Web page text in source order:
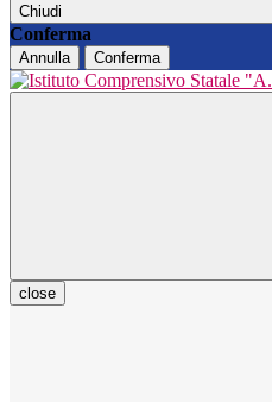
Chiudi
Conferma
Annulla Conferma
close